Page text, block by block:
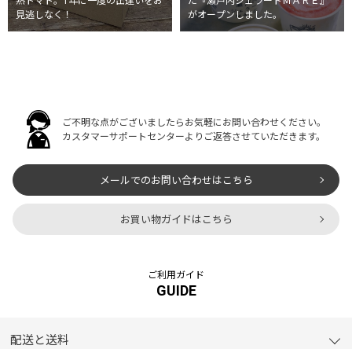
見逃しなく！
がオープンしました。
ご不明な点がございましたらお気軽にお問い合わせください。
カスタマーサポートセンターよりご返答させていただきます。
メールでのお問い合わせはこちら
お買い物ガイドはこちら
ご利用ガイド
GUIDE
配送と送料